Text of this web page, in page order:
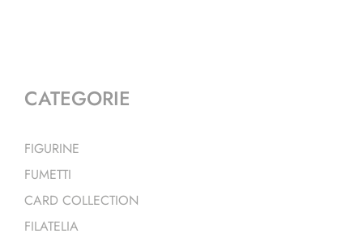
CATEGORIE
FIGURINE
FUMETTI
CARD COLLECTION
FILATELIA